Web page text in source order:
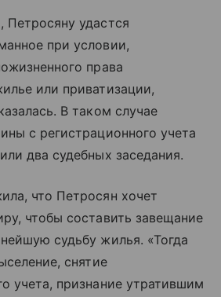
удастся
при условии,
права
или приватизации,
В таком случае
с регистрационного учета
два судебных заседания.
что Петросян хочет
чтобы составить завещание
судьбу жилья. «Тогда
снятие
учета, признание утратившим